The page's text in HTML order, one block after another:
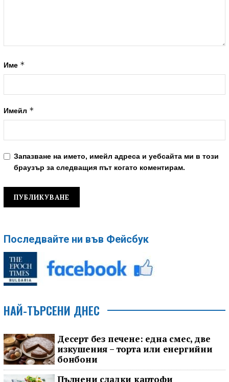
Име *
Имейл *
Запазване на името, имейл адреса и уебсайта ми в този
браузър за следващия път когато коментирам.
Последвайте ни във Фейсбук
НАЙ-ТЪРСЕНИ ДНЕС
Десерт без печене: една смес, две
изкушения – торта или енергийни
бонбони
Пълнени сладки картофи